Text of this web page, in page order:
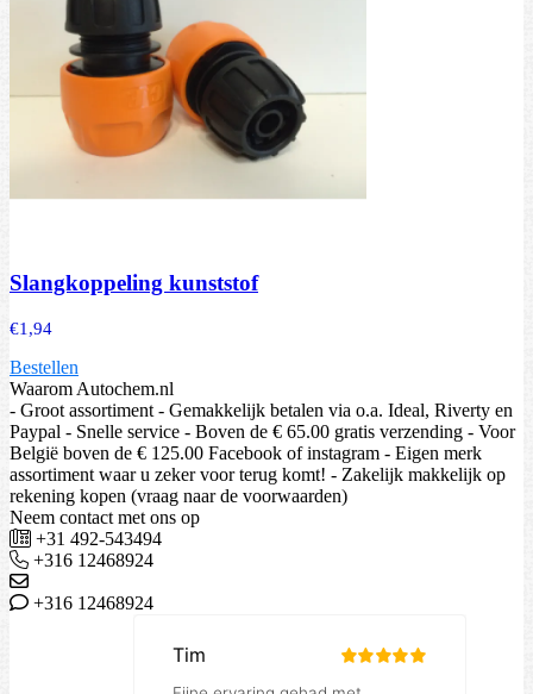
Slangkoppeling kunststof
€1,94
Bestellen
Waarom Autochem.nl
- Groot assortiment - Gemakkelijk betalen via o.a. Ideal, Riverty en
Paypal - Snelle service - Boven de € 65.00 gratis verzending - Voor
België boven de € 125.00 Facebook of instagram - Eigen merk
assortiment waar u zeker voor terug komt! - Zakelijk makkelijk op
rekening kopen (vraag naar de voorwaarden)
Neem contact met ons op
+31 492-543494
+316 12468924
+316 12468924